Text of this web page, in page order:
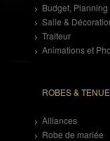
Budget,
Salle &
Traiteur
Animations et
ROBES &
Alliances
Robe de mariée